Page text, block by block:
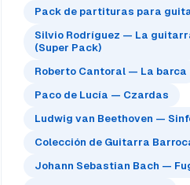
Pack de partituras para
Silvio Rodríguez — La
(Super Pack)
Roberto Cantoral — La barca
Paco de Lucía — Czardas
Ludwig van Beethoven —
Colección de Guitarra
Johann Sebastian Bach —